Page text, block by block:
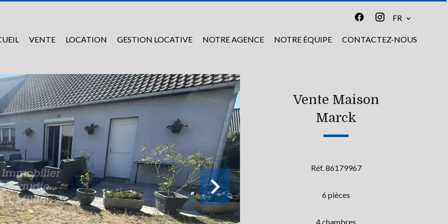
FR
VENTE LOCATION GESTION LOCATIVE NOTRE AGENCE NOTRE ÉQUIPE CONTACTEZ-NOUS
Vente Maison
Marck
Réf. 86179967
6 pièces
4 chambres